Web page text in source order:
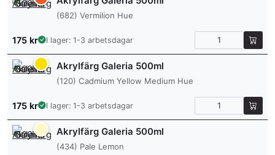
(682) Vermilion Hue
175 kr I lager: 1-3 arbetsdagar
Akrylfärg Galeria 500ml
(120) Cadmium Yellow Medium Hue
175 kr I lager: 1-3 arbetsdagar
Akrylfärg Galeria 500ml
(434) Pale Lemon